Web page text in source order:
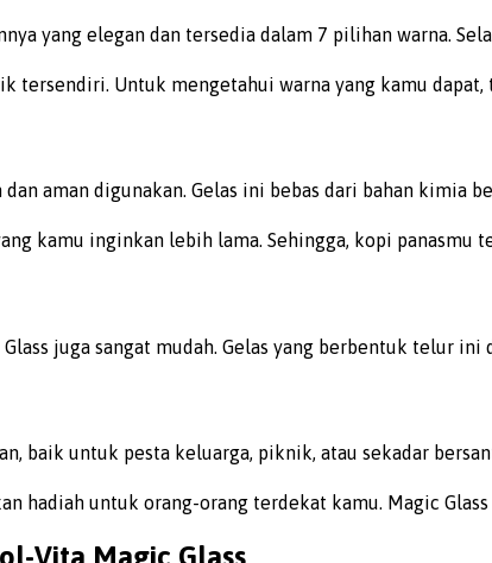
yang elegan dan tersedia dalam 7 pilihan warna.
tersendiri. Untuk mengetahui warna yang kamu
aman digunakan. Gelas ini bebas dari bahan
kamu inginkan lebih lama. Sehingga, kopi
juga sangat mudah. Gelas yang berbentuk telur
baik untuk pesta keluarga, piknik, atau sekadar
hadiah untuk orang-orang terdekat kamu. Magic
Vita Magic Glass